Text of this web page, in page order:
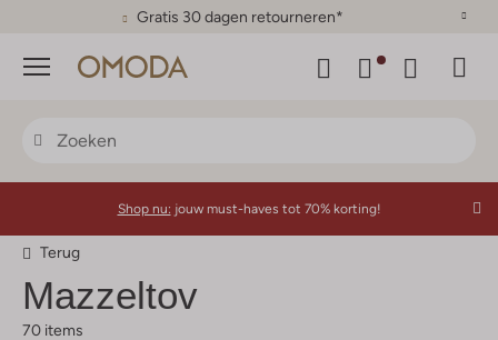
Gratis 30 dagen retourneren*
Menu
Shop nu: jouw must-haves tot 70% korting!
Terug
Mazzeltov
70 items